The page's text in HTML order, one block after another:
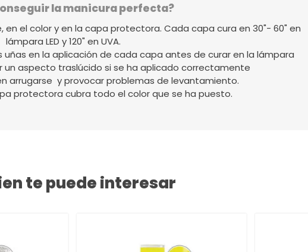
la manicura perfecta?
el color y en la capa protectora. Cada capa cura en 30"- 60" en
lámpara LED y 120" en UVA.
en la aplicación de cada capa antes de curar en la lámpara
un aspecto traslúcido si se ha aplicado correctamente
arrugarse y provocar problemas de levantamiento.
protectora cubra todo el color que se ha puesto.
te puede interesar